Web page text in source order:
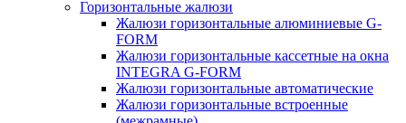
Горизонтальные жалюзи
Жалюзи горизонтальные алюминиевые G-
FORM
Жалюзи горизонтальные кассетные на окна
INTEGRA G-FORM
Жалюзи горизонтальные автоматические
Жалюзи горизонтальные встроенные